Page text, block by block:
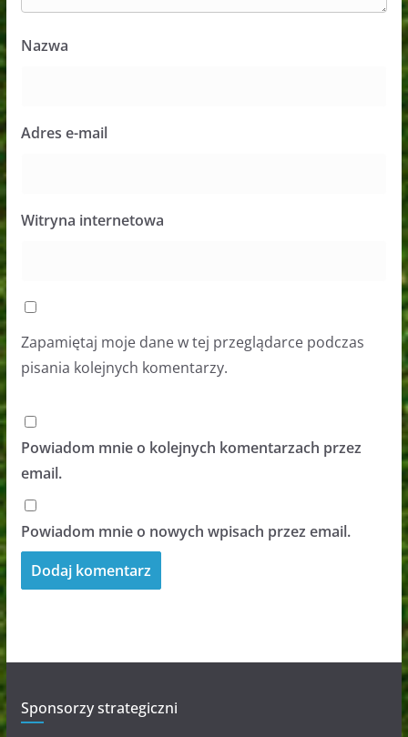
Nazwa
Adres e-mail
Witryna internetowa
Zapamiętaj moje dane w tej przeglądarce podczas
pisania kolejnych komentarzy.
Powiadom mnie o kolejnych komentarzach przez
email.
Powiadom mnie o nowych wpisach przez email.
Sponsorzy strategiczni